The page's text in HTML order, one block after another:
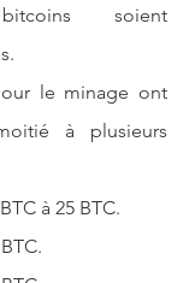
soient
le minage ont
à plusieurs
à 25 BTC.